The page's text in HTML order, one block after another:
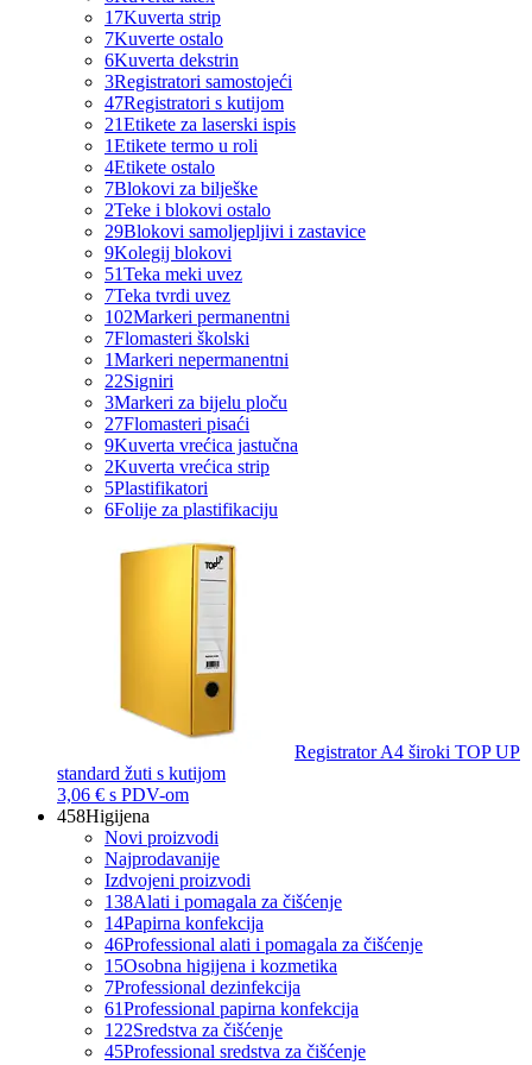
17Kuverta strip
7Kuverte ostalo
6Kuverta dekstrin
3Registratori samostojeći
47Registratori s kutijom
21Etikete za laserski ispis
1Etikete termo u roli
4Etikete ostalo
7Blokovi za bilješke
2Teke i blokovi ostalo
29Blokovi samoljepljivi i zastavice
9Kolegij blokovi
51Teka meki uvez
7Teka tvrdi uvez
102Markeri permanentni
7Flomasteri školski
1Markeri nepermanentni
22Signiri
3Markeri za bijelu ploču
27Flomasteri pisaći
9Kuverta vrećica jastučna
2Kuverta vrećica strip
5Plastifikatori
6Folije za plastifikaciju
Registrator A4 široki TOP UP
standard žuti s kutijom
3,06 € s PDV-om
458Higijena
Novi proizvodi
Najprodavanije
Izdvojeni proizvodi
138Alati i pomagala za čišćenje
14Papirna konfekcija
46Professional alati i pomagala za čišćenje
15Osobna higijena i kozmetika
7Professional dezinfekcija
61Professional papirna konfekcija
122Sredstva za čišćenje
45Professional sredstva za čišćenje